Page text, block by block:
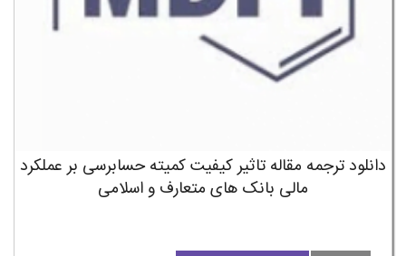
دانلود ترجمه مقاله تاثیر کیفیت کمیته حسابرسی بر عملکرد
مالی بانک های متعارف و اسلامی